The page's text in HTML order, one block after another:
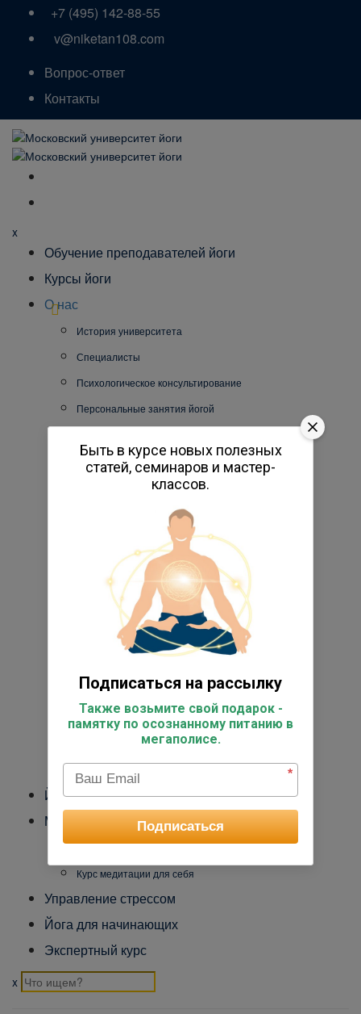
+7 (495) 142-88-55
v@niketan108.com
Вопрос-ответ
Контакты
x
Обучение преподавателей йоги
Курсы йоги
О нас
История университета
Специалисты
Психологическое консультирование
Персональные занятия йогой
Энциклопедия йоги
Исследовательский центр
Реестр выпускников
Супервизоры
Работы студентов
Товары для практики
Коврик для йога-туров
Международный Йога Альянс
Йога-туры
Медитация
Обучение преподавателей медитации
Курс медитации для себя
Управление стрессом
Йога для начинающих
Экспертный курс
x
Быть в курсе новых полезных
статей, семинаров и мастер-
классов.
Подписаться на рассылку
Также возьмите свой подарок -
памятку по осознанному питанию в
мегаполисе.
*
Подписаться